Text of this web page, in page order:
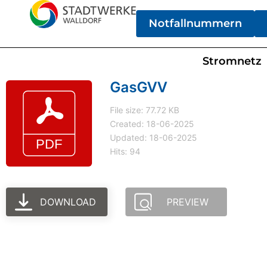
Notfallnummern
Stromnetz
GasGVV
File size: 77.72 KB
Created: 18-06-2025
Updated: 18-06-2025
Hits: 94
DOWNLOAD PREVIEW